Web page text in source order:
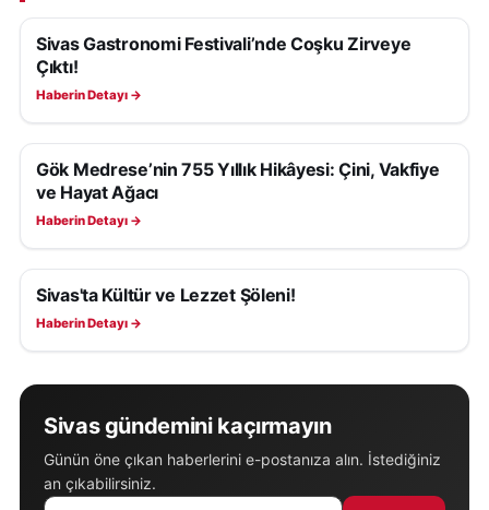
KÜLTÜR, SANAT VE TARIH
Sivas Gastronomi Festivali’nde Coşku Zirveye
Çıktı!
Haberin Detayı →
KÜLTÜR, SANAT VE TARIH
Gök Medrese’nin 755 Yıllık Hikâyesi: Çini, Vakfiye
ve Hayat Ağacı
Haberin Detayı →
KÜLTÜR, SANAT VE TARIH
Sivas'ta Kültür ve Lezzet Şöleni!
Haberin Detayı →
Sivas gündemini kaçırmayın
Günün öne çıkan haberlerini e-postanıza alın. İstediğiniz
an çıkabilirsiniz.